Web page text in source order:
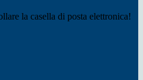
la casella di posta elettronica!